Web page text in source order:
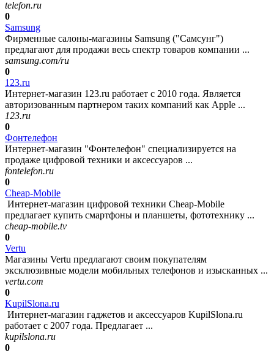
telefon.ru
0
Samsung
Фирменные салоны-магазины Samsung ("Самсунг")
предлагают для продажи весь спектр товаров компании ...
samsung.com/ru
0
123.ru
Интернет-магазин 123.ru работает с 2010 года. Является
авторизованным партнером таких компаний как Apple ...
123.ru
0
Фонтелефон
Интернет-магазин "Фонтелефон" специализируется на
продаже цифровой техники и аксессуаров ...
fontelefon.ru
0
Cheap-Mobile
Интернет-магазин цифровой техники Cheap-Mobile
предлагает купить смартфоны и планшеты, фототехнику ...
cheap-mobile.tv
0
Vertu
Магазины Vertu предлагают своим покупателям
эксклюзивные модели мобильных телефонов и изысканных ...
vertu.com
0
KupilSlona.ru
Интернет-магазин гаджетов и аксессуаров KupilSlona.ru
работает с 2007 года. Предлагает ...
kupilslona.ru
0